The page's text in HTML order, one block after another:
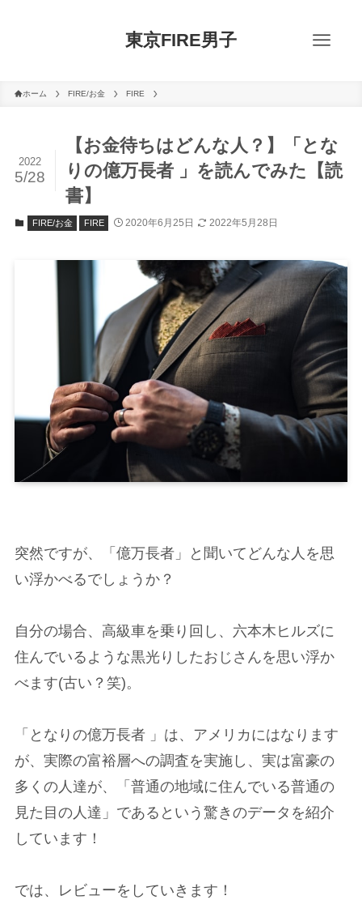
東京FIRE男子
ホーム FIRE/お金 FIRE
【お金待ちはどんな人？】「とな
りの億万長者 」を読んでみた【読
書】
2022
5/28
FIRE/お金 FIRE 2020年6月25日 2022年5月28日
突然ですが、「億万長者」と聞いてどんな人を思
い浮かべるでしょうか？
自分の場合、高級車を乗り回し、六本木ヒルズに
住んでいるような黒光りしたおじさんを思い浮か
べます(古い？笑)。
「となりの億万長者 」は、アメリカにはなります
が、実際の富裕層への調査を実施し、実は富豪の
多くの人達が、「普通の地域に住んでいる普通の
見た目の人達」であるという驚きのデータを紹介
しています！
では、レビューをしていきます！